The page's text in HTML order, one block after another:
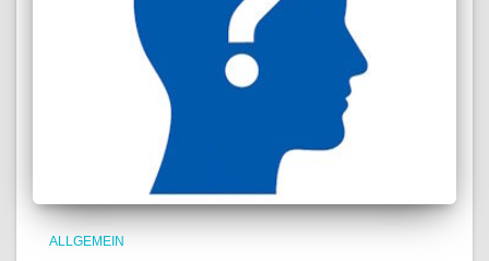
ALLGEMEIN